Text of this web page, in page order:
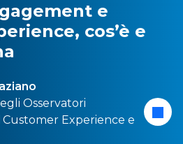
e
cos’è e
Osservatori
Experience e